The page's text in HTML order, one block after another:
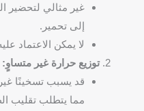
غير مثالي لتحضير
إلى تحمير.
لا يمكن الاعتماد
توزيع حرارة غير متساوٍ:
قد يسبب تسخينًا
مما يتطلب تقليب